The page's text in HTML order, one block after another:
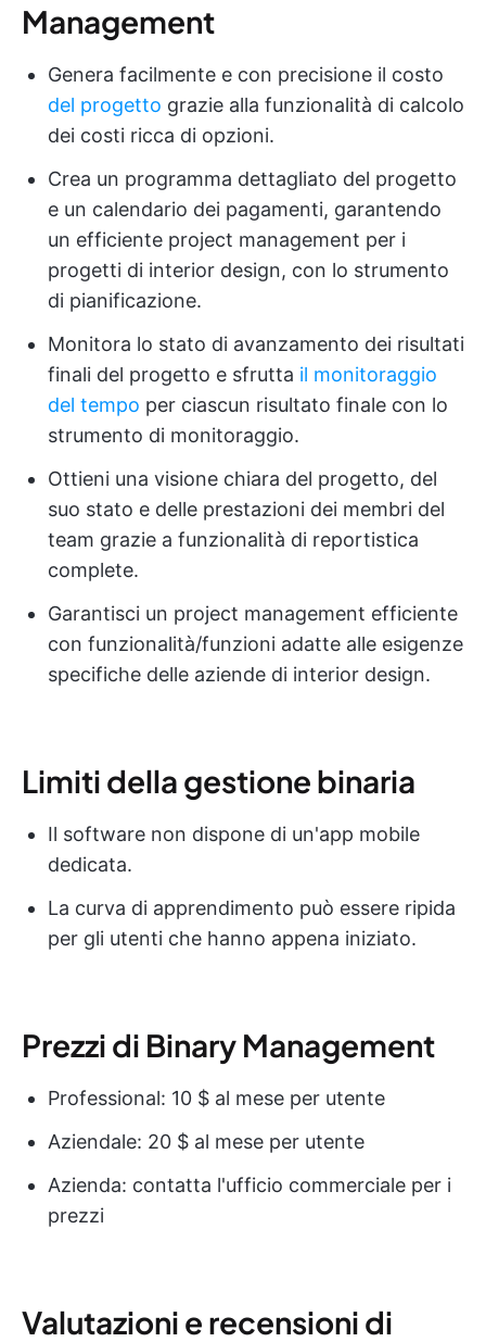
Management
Genera facilmente e con precisione il costo
del progetto grazie alla funzionalità di calcolo
dei costi ricca di opzioni.
Crea un programma dettagliato del progetto
e un calendario dei pagamenti, garantendo
un efficiente project management per i
progetti di interior design, con lo strumento
di pianificazione.
Monitora lo stato di avanzamento dei risultati
finali del progetto e sfrutta il monitoraggio
del tempo per ciascun risultato finale con lo
strumento di monitoraggio.
Ottieni una visione chiara del progetto, del
suo stato e delle prestazioni dei membri del
team grazie a funzionalità di reportistica
complete.
Garantisci un project management efficiente
con funzionalità/funzioni adatte alle esigenze
specifiche delle aziende di interior design.
Limiti della gestione binaria
Il software non dispone di un'app mobile
dedicata.
La curva di apprendimento può essere ripida
per gli utenti che hanno appena iniziato.
Prezzi di Binary Management
Professional: 10 $ al mese per utente
Aziendale: 20 $ al mese per utente
Azienda: contatta l'ufficio commerciale per i
prezzi
Valutazioni e recensioni di